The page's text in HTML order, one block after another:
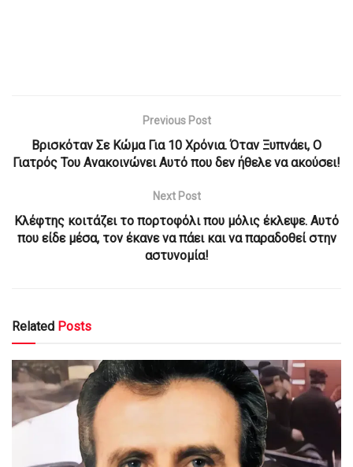
Previous Post
Βρισκόταν Σε Κώμα Για 10 Χρόνια. Όταν Ξυπνάει, Ο
Γιατρός Του Ανακοινώνει Αυτό που δεν ήθελε να ακούσει!
Next Post
Κλέφτης κοιτάζει το πορτοφόλι που μόλις έκλεψε. Αυτό
που είδε μέσα, τον έκανε να πάει και να παραδοθεί στην
αστυνομία!
Related Posts